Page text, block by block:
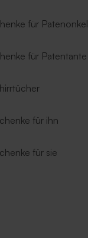
für Patenonkel
für Patentante
für ihn
für sie